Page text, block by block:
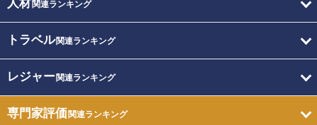
人材関連ランキング
トラベル関連ランキング
レジャー関連ランキング
専門家評価関連ランキング